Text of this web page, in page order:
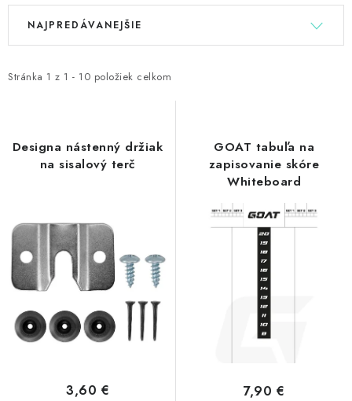
V
i
r
k
t
o
Stránka 1 z 1 - 10 položiek celkom
R
e
e
d
u
k
o
v
NAJPREDÁVANEJŠIE
Designa nástenný držiak
na sisalový terč
3,60 €
GOAT tabuľa na
zapisovanie skóre
Whiteboard
7,90 €